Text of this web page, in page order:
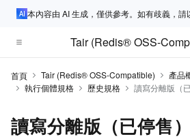
本內容由 AI 生成，僅供參考。如有歧義，請
Tair (Redis® OSS-
首頁 Tair (Redis® OSS-Compatible) 產品
執行個體規格
歷史規格 讀寫分離版（
讀寫分離版（已停售）